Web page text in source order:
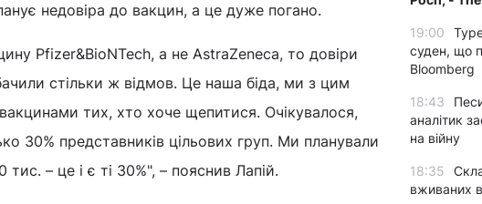
недовіра до вакцин, а це дуже погано.
Pfizer&BioNTech, а не AstraZeneca, то довіри
стільки ж відмов. Це наша біда, ми з цим
тих, хто хоче щепитися. Очікувалося,
30% представників цільових груп. Ми планували
– це і є ті 30%", – пояснив Лапій.
19:00
суден, що
Bloomberg
18:43
аналітик
на війну
18:35
вживаних